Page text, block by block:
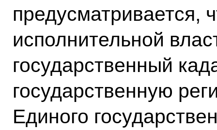
предусматривается,
исполнительной
государственный
государственную
Единого